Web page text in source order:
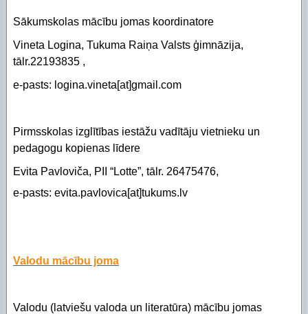
Sākumskolas mācību jomas koordinatore
Vineta Logina, Tukuma Raiņa Valsts ģimnāzija,
tālr.22193835 ,
e-pasts: logina.vineta[at]gmail.com
Pirmsskolas izglītības iestāžu vadītāju vietnieku un
pedagogu kopienas līdere
Evita Pavloviča, PII “Lotte”, tālr. 26475476,
e-pasts: evita.pavlovica[at]tukums.lv
Valodu mācību joma
Valodu (latviešu valoda un literatūra) mācību jomas